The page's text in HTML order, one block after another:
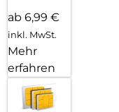
ab 6,99 €
inkl. MwSt.
Mehr
erfahren